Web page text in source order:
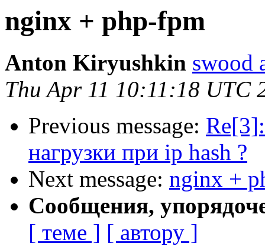
nginx + php-fpm
Anton Kiryushkin swood
Thu Apr 11 10:11:18 UTC
Previous message:
нагрузки при ip hash ?
Next message: nginx +
Сообщения,
[ теме ] [ автору ]